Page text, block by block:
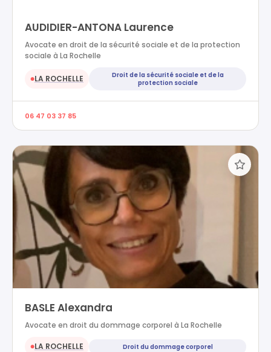
AUDIDIER-ANTONA Laurence
Avocate en droit de la sécurité sociale et de la protection
sociale à La Rochelle
●LA ROCHELLE
Droit de la sécurité sociale et de la
protection sociale
06 47 03 37 85
BASLE Alexandra
Avocate en droit du dommage corporel à La Rochelle
●LA ROCHELLE Droit du dommage corporel